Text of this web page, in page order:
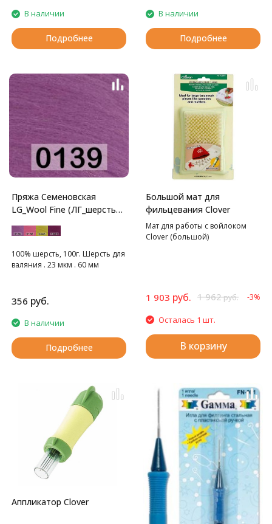
В наличии
Подробнее
В наличии
Подробнее
Пряжа Семеновская
LG_Wool Fine (ЛГ_шерсть
100% шерсть, 100г. Шерсть для
валяния . 23 мкм . 60 мм
356 руб.
В наличии
Подробнее
Большой мат для
фильцевания Clover
Мат для работы с войлоком
Clover (большой)
1 903 руб. 1 962руб. -3%
Осталась 1 шт.
В корзину
Аппликатор Clover